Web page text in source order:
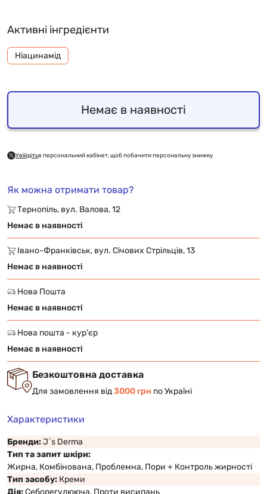
Активні інгредієнти
Ніацинамід
Немає в наявності
Увійдітьв персональний кабінет, щоб побачити персональну знижку
Як можна отримати товар?
Тернопіль, вул. Валова, 12
Немає в наявності
Івано-Франківськ, вул. Січових Стрільців, 13
Немає в наявності
Нова Пошта
Немає в наявності
Нова пошта - кур'єр
Немає в наявності
Безкоштовна доставка
Для замовлення від3000 грн по Україні
Характеристики
Бренди:J`s Derma
Тип та запит шкіри:
Жирна, Комбінована, Проблемна, Пори + Контроль жирності
Тип засобу: Креми
Дія:Себорегулююча, Проти висипань